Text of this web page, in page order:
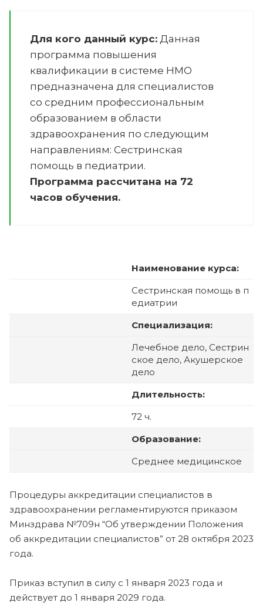
Для кого данный курс: Данная
программа повышения
квалификации в системе НМО
предназначена для специалистов
со средним профессиональным
образованием в области
здравоохранения по следующим
направлениям: Сестринская
помощь в педиатрии.
Программа рассчитана на 72
часов обучения.
Наименование курса:
Сестринская помощь в п
едиатрии
Специализация:
Лечебное дело, Сестрин
ское дело, Акушерское
дело
Длительность:
72 ч.
Образование:
Среднее медицинское
Процедуры аккредитации специалистов в
здравоохранении регламентируются приказом
Минздрава №709н “Об утверждении Положения
об аккредитации специалистов” от 28 октября 2023
года.
Приказ вступил в силу с 1 января 2023 года и
действует до 1 января 2029 года.